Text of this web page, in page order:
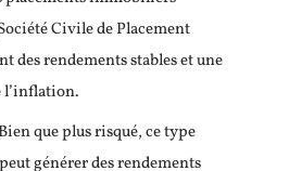
Civile de Placement
des rendements stables et une
que plus risqué, ce type
générer des rendements